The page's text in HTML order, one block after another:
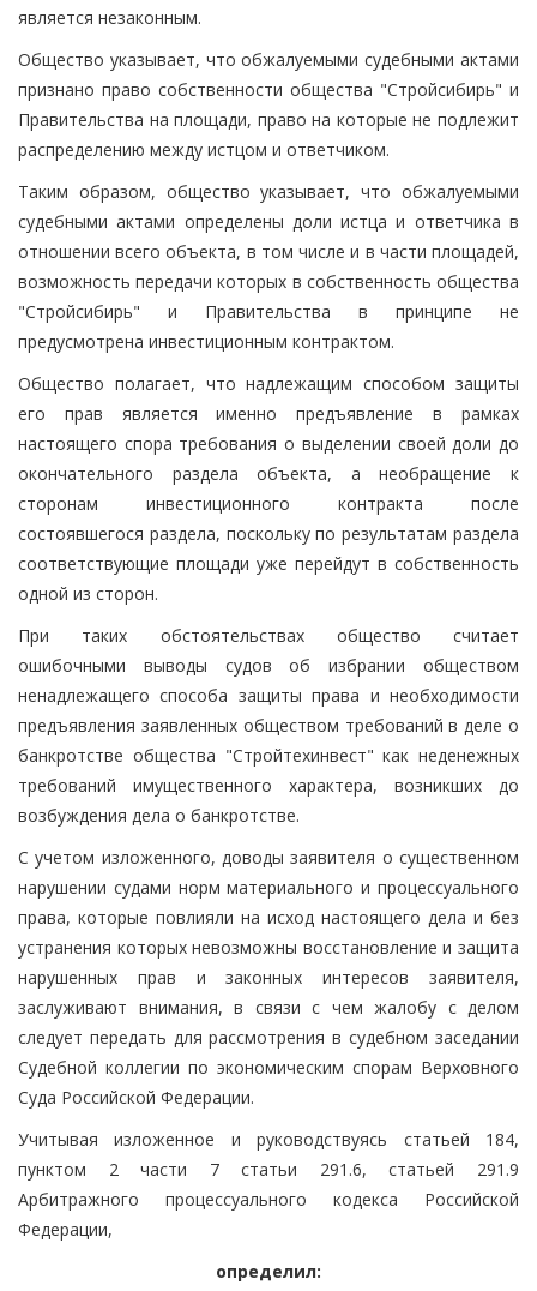
является незаконным.
Общество указывает, что обжалуемыми судебными актами
признано право собственности общества "Стройсибирь" и
Правительства на площади, право на которые не подлежит
распределению между истцом и ответчиком.
Таким образом, общество указывает, что обжалуемыми
судебными актами определены доли истца и ответчика в
отношении всего объекта, в том числе и в части площадей,
возможность передачи которых в собственность общества
"Стройсибирь" и Правительства в принципе не
предусмотрена инвестиционным контрактом.
Общество полагает, что надлежащим способом защиты
его прав является именно предъявление в рамках
настоящего спора требования о выделении своей доли до
окончательного раздела объекта, а необращение к
сторонам инвестиционного контракта после
состоявшегося раздела, поскольку по результатам раздела
соответствующие площади уже перейдут в собственность
одной из сторон.
При таких обстоятельствах общество считает
ошибочными выводы судов об избрании обществом
ненадлежащего способа защиты права и необходимости
предъявления заявленных обществом требований в деле о
банкротстве общества "Стройтехинвест" как неденежных
требований имущественного характера, возникших до
возбуждения дела о банкротстве.
С учетом изложенного, доводы заявителя о существенном
нарушении судами норм материального и процессуального
права, которые повлияли на исход настоящего дела и без
устранения которых невозможны восстановление и защита
нарушенных прав и законных интересов заявителя,
заслуживают внимания, в связи с чем жалобу с делом
следует передать для рассмотрения в судебном заседании
Судебной коллегии по экономическим спорам Верховного
Суда Российской Федерации.
Учитывая изложенное и руководствуясь статьей 184,
пунктом 2 части 7 статьи 291.6, статьей 291.9
Арбитражного процессуального кодекса Российской
Федерации,
определил: